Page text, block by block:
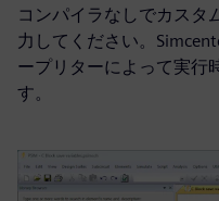
コンパイラなしでカスタ
力してください。
ープリターによって実行
す。